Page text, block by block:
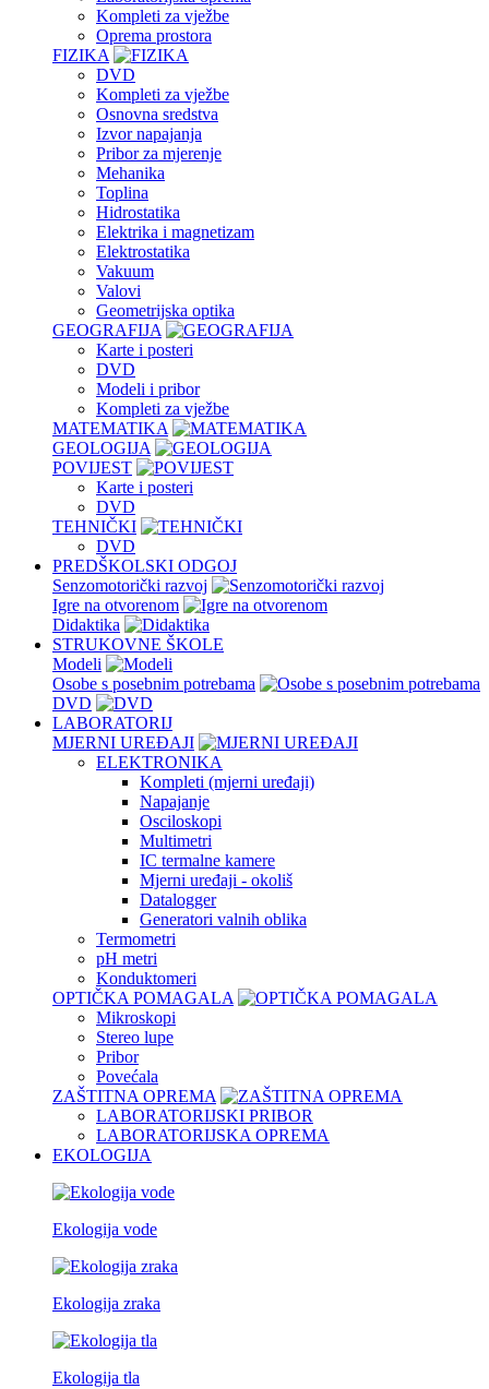
Kompleti za vježbe
Oprema prostora
FIZIKA
DVD
Kompleti za vježbe
Osnovna sredstva
Izvor napajanja
Pribor za mjerenje
Mehanika
Toplina
Hidrostatika
Elektrika i magnetizam
Elektrostatika
Vakuum
Valovi
Geometrijska optika
GEOGRAFIJA
Karte i posteri
DVD
Modeli i pribor
Kompleti za vježbe
MATEMATIKA
GEOLOGIJA
POVIJEST
Karte i posteri
DVD
TEHNIČKI
DVD
PREDŠKOLSKI ODGOJ
Senzomotorički razvoj
Igre na otvorenom
Didaktika
STRUKOVNE ŠKOLE
Modeli
Osobe s posebnim potrebama
DVD
LABORATORIJ
MJERNI UREĐAJI
ELEKTRONIKA
Kompleti (mjerni uređaji)
Napajanje
Osciloskopi
Multimetri
IC termalne kamere
Mjerni uređaji - okoliš
Datalogger
Generatori valnih oblika
Termometri
pH metri
Konduktomeri
OPTIČKA POMAGALA
Mikroskopi
Stereo lupe
Pribor
Povećala
ZAŠTITNA OPREMA
LABORATORIJSKI PRIBOR
LABORATORIJSKA OPREMA
EKOLOGIJA
Ekologija vode
Ekologija zraka
Ekologija tla